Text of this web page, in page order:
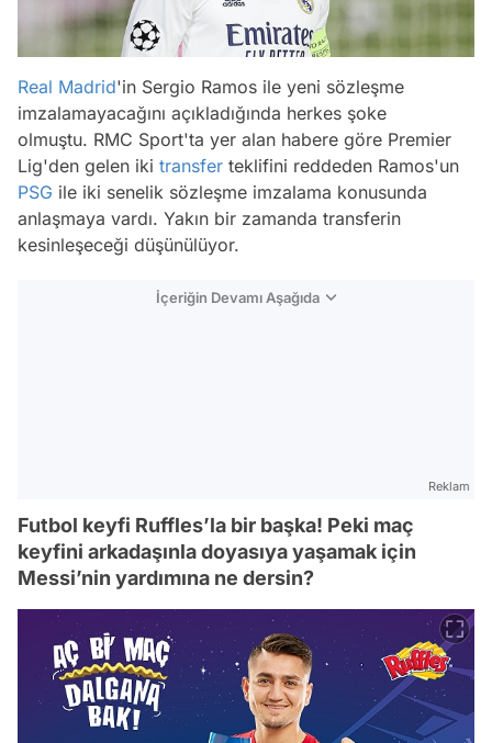
Real Madrid'in Sergio Ramos ile yeni sözleşme
imzalamayacağını açıkladığında herkes şoke
olmuştu. RMC Sport'ta yer alan habere göre Premier
Lig'den gelen iki transfer teklifini reddeden Ramos'un
PSG ile iki senelik sözleşme imzalama konusunda
anlaşmaya vardı. Yakın bir zamanda transferin
kesinleşeceği düşünülüyor.
İçeriğin Devamı Aşağıda
Reklam
Futbol keyfi Ruffles’la bir başka! Peki maç
keyfini arkadaşınla doyasıya yaşamak için
Messi’nin yardımına ne dersin?